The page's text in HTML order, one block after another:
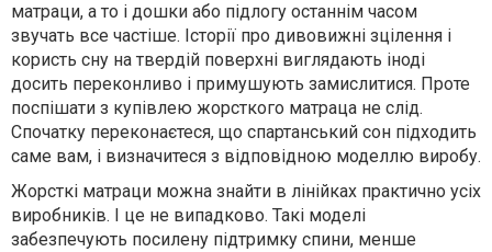
матраци, а то і дошки або підлогу останнім часом
звучать все частіше. Історії про дивовижні зцілення і
користь сну на твердій поверхні виглядають іноді
досить переконливо і примушують замислитися. Проте
поспішати з купівлею жорсткого матраца не слід.
Спочатку переконаєтеся, що спартанський сон підходить
саме вам, і визначитеся з відповідною моделлю виробу.
Жорсткі матраци можна знайти в лінійках практично усіх
виробників. І це не випадково. Такі моделі
забезпечують посилену підтримку спини, менше